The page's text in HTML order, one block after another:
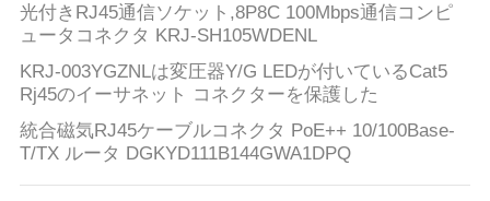
ト
VR
シ
ョ
光付きRJ45通信ソケット,8P8C 100Mbps通信コンピ
ュータコネクタ KRJ-SH105WDENL
KRJ-003YGZNLは変圧器Y/G LEDが付いているCat5
Rj45のイーサネット コネクターを保護した
統合磁気RJ45ケーブルコネクタ PoE++ 10/100Base-
T/TX ルータ DGKYD111B144GWA1DPQ